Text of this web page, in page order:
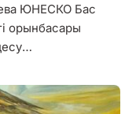
ЮНЕСКО Бас
орынбасары